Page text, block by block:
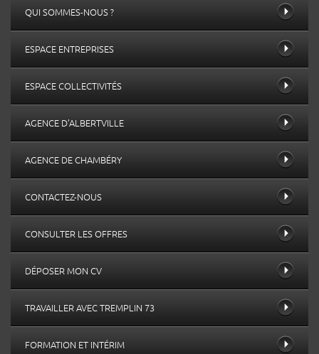
QUI SOMMES-NOUS ?
ESPACE ENTREPRISES
ESPACE COLLECTIVITÉS
AGENCE D’ALBERTVILLE
AGENCE DE CHAMBÉRY
CONTACTEZ-NOUS
CONSULTER LES OFFRES
DÉPOSER MON CV
TRAVAILLER AVEC TREMPLIN 73
FORMATION ET INTÉRIM